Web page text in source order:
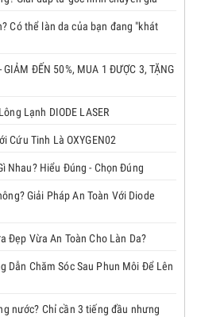
Có thể làn da của bạn đang "khát
ĐẾN 50%, MUA 1 ĐƯỢC 3, TẶNG
Lạnh DIODE LASER
Cứu Tinh Là OXYGEN02
Nhau? Hiểu Đúng - Chọn Đúng
Giải Pháp An Toàn Với Diode
Đẹp Vừa An Toàn Cho Làn Da?
Dẫn Chăm Sóc Sau Phun Môi Để Lên
nước? Chỉ cần 3 tiếng đầu nhưng